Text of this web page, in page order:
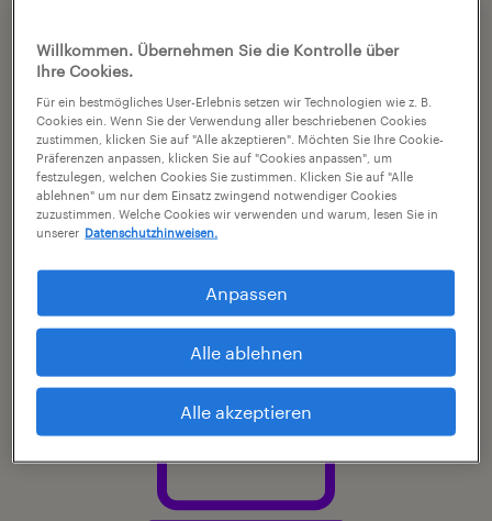
wissen, wovon Sie reden. Verstehen heißt für
Sie: schneller zur Lösung.
Mehr erfahren
Willkommen. Übernehmen Sie die Kontrolle über
Ihre Cookies.
Für ein bestmögliches User-Erlebnis setzen wir Technologien wie z. B.
Cookies ein. Wenn Sie der Verwendung aller beschriebenen Cookies
zustimmen, klicken Sie auf "Alle akzeptieren". Möchten Sie Ihre Cookie-
Präferenzen anpassen, klicken Sie auf "Cookies anpassen", um
festzulegen, welchen Cookies Sie zustimmen. Klicken Sie auf "Alle
ablehnen" um nur dem Einsatz zwingend notwendiger Cookies
zuzustimmen. Welche Cookies wir verwenden und warum, lesen Sie in
unserer Datenschutzhinweisen.
Anpassen
Alle ablehnen
Alle akzeptieren